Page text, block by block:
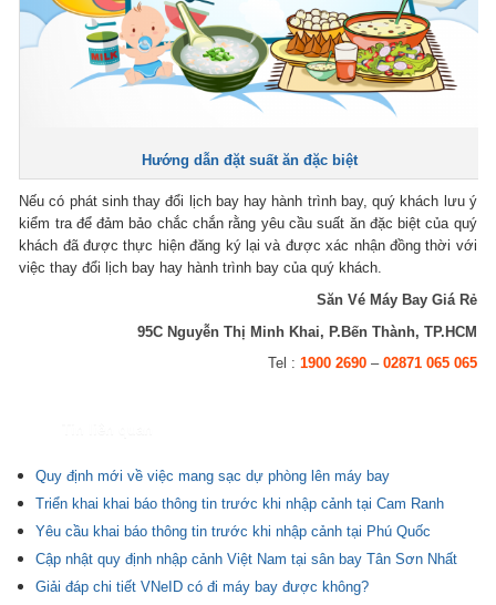
Hướng dẫn đặt suất ăn đặc biệt
Nếu có phát sinh thay đổi lịch bay hay hành trình bay, quý khách lưu ý
kiểm tra để đảm bảo chắc chắn rằng yêu cầu suất ăn đặc biệt của quý
khách đã được thực hiện đăng ký lại và được xác nhận đồng thời với
việc thay đổi lịch bay hay hành trình bay của quý khách.
Săn Vé Máy Bay Giá Rẻ
95C Nguyễn Thị Minh Khai, P.Bến Thành, TP.HCM
Tel : 1900 2690– 02871 065 065
Quy định mới về việc mang sạc dự phòng lên máy bay
Triển khai khai báo thông tin trước khi nhập cảnh tại Cam Ranh
Yêu cầu khai báo thông tin trước khi nhập cảnh tại Phú Quốc
Cập nhật quy định nhập cảnh Việt Nam tại sân bay Tân Sơn Nhất
Giải đáp chi tiết VNeID có đi máy bay được không?